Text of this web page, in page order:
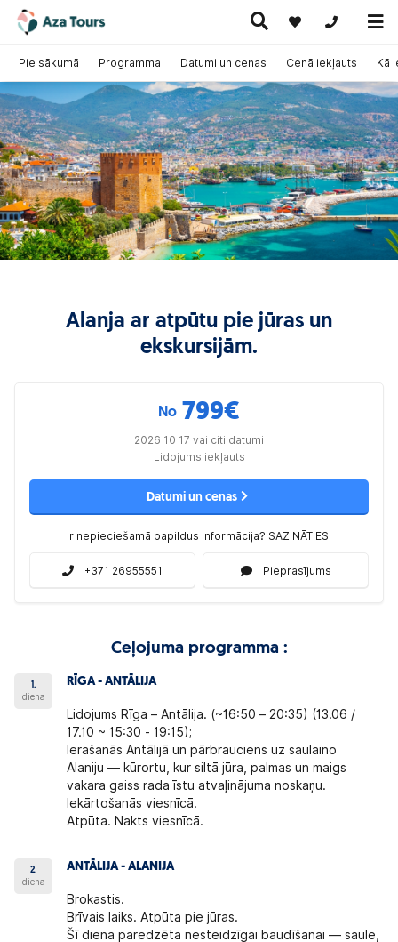
+371
ceļojumi
Ceļojumi
pa Eiropu
(ar
lidmašīnu)
Kruīzi
Karstie
piedāvājumi
Alanja ar atpūtu pie jūras un
ekskursijām.
Pie sākumā Programma Datumi un cenas Cenā iekļauts Kā
No 799€
2026 10 17 vai citi datumi
Lidojums iekļauts
Datumi un cenas
Ir nepieciešamā papildus informācija? SAZINĀTIES:
+371 26955551 Pieprasījums
Ceļojuma programma :
1.
diena
RĪGA - ANTĀLIJA
Lidojums Rīga – Antālija. (~16:50 – 20:35) (13.06 /
17.10 ~ 15:30 - 19:15);
Ierašanās Antālijā un pārbrauciens uzsaulaino
Alaniju — kūrortu, kur siltā jūra, palmas un maigs
vakara gaiss rada īstu atvaļinājuma noskaņu.
Iekārtošanās viesnīcā.
Atpūta. Nakts viesnīcā.
2.
diena
ANTĀLIJA - ALANIJA
Brokastis.
Brīvais laiks. Atpūta pie jūras.
Šī diena paredzēta nesteidzīgai baudīšanai — saule,